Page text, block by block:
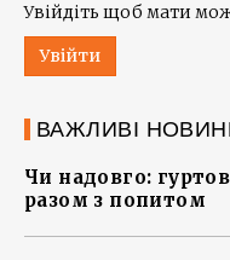
Увійдіть щоб мати
Увійти
ВАЖЛИВІ
Чи надовго:
разом з попитом